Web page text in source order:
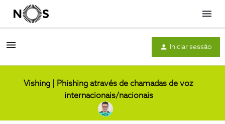
Menu
Iniciar sessão
Vishing | Phishing através de chamadas de voz
internacionais/nacionais